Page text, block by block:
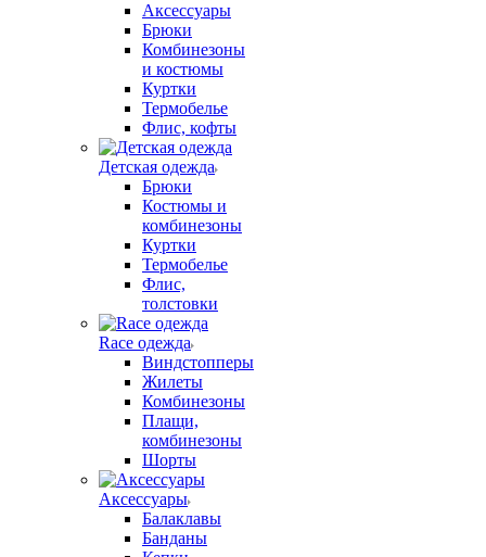
Аксессуары
Брюки
Комбинезоны
и костюмы
Куртки
Термобелье
Флис, кофты
Детская одежда
Брюки
Костюмы и
комбинезоны
Куртки
Термобелье
Флис,
толстовки
Race одежда
Виндстопперы
Жилеты
Комбинезоны
Плащи,
комбинезоны
Шорты
Аксессуары
Балаклавы
Банданы